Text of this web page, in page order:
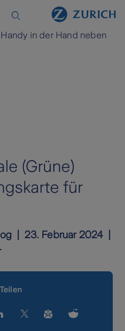
(Grüne)
für
23. Februar 2024
Teilen